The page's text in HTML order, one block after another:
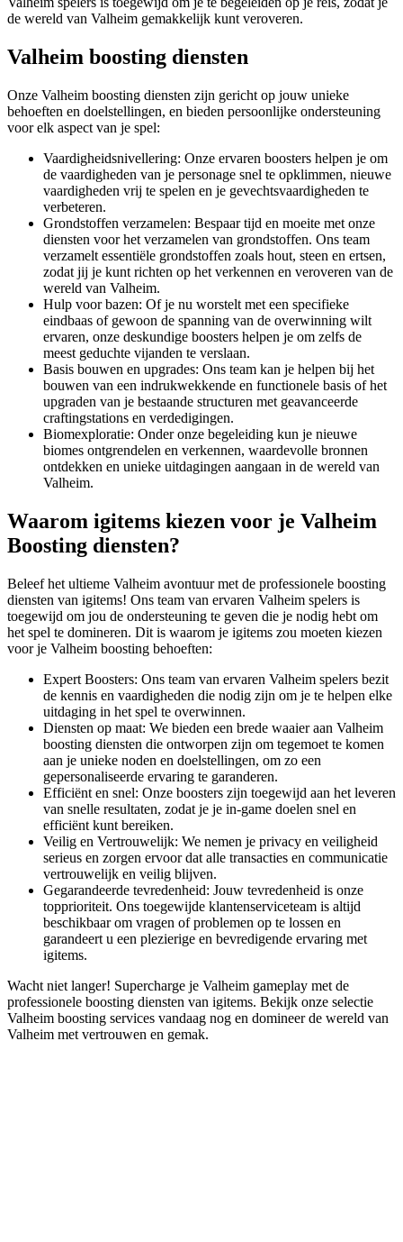
de wereld van Valheim gemakkelijk kunt veroveren.
Valheim boosting diensten
Onze Valheim boosting diensten zijn gericht op jouw unieke
behoeften en doelstellingen, en bieden persoonlijke ondersteuning
voor elk aspect van je spel:
Vaardigheidsnivellering: Onze ervaren boosters helpen je om
de vaardigheden van je personage snel te opklimmen, nieuwe
vaardigheden vrij te spelen en je gevechtsvaardigheden te
verbeteren.
Grondstoffen verzamelen: Bespaar tijd en moeite met onze
diensten voor het verzamelen van grondstoffen. Ons team
verzamelt essentiële grondstoffen zoals hout, steen en ertsen,
zodat jij je kunt richten op het verkennen en veroveren van de
wereld van Valheim.
Hulp voor bazen: Of je nu worstelt met een specifieke
eindbaas of gewoon de spanning van de overwinning wilt
ervaren, onze deskundige boosters helpen je om zelfs de
meest geduchte vijanden te verslaan.
Basis bouwen en upgrades: Ons team kan je helpen bij het
bouwen van een indrukwekkende en functionele basis of het
upgraden van je bestaande structuren met geavanceerde
craftingstations en verdedigingen.
Biomexploratie: Onder onze begeleiding kun je nieuwe
biomes ontgrendelen en verkennen, waardevolle bronnen
ontdekken en unieke uitdagingen aangaan in de wereld van
Valheim.
Waarom igitems kiezen voor je Valheim
Boosting diensten?
Beleef het ultieme Valheim avontuur met de professionele boosting
diensten van igitems! Ons team van ervaren Valheim spelers is
toegewijd om jou de ondersteuning te geven die je nodig hebt om
het spel te domineren. Dit is waarom je igitems zou moeten kiezen
voor je Valheim boosting behoeften:
Expert Boosters: Ons team van ervaren Valheim spelers bezit
de kennis en vaardigheden die nodig zijn om je te helpen elke
uitdaging in het spel te overwinnen.
Diensten op maat: We bieden een brede waaier aan Valheim
boosting diensten die ontworpen zijn om tegemoet te komen
aan je unieke noden en doelstellingen, om zo een
gepersonaliseerde ervaring te garanderen.
Efficiënt en snel: Onze boosters zijn toegewijd aan het leveren
van snelle resultaten, zodat je je in-game doelen snel en
efficiënt kunt bereiken.
Veilig en Vertrouwelijk: We nemen je privacy en veiligheid
serieus en zorgen ervoor dat alle transacties en communicatie
vertrouwelijk en veilig blijven.
Gegarandeerde tevredenheid: Jouw tevredenheid is onze
topprioriteit. Ons toegewijde klantenserviceteam is altijd
beschikbaar om vragen of problemen op te lossen en
garandeert u een plezierige en bevredigende ervaring met
igitems.
Wacht niet langer! Supercharge je Valheim gameplay met de
professionele boosting diensten van igitems. Bekijk onze selectie
Valheim boosting services vandaag nog en domineer de wereld van
Valheim met vertrouwen en gemak.